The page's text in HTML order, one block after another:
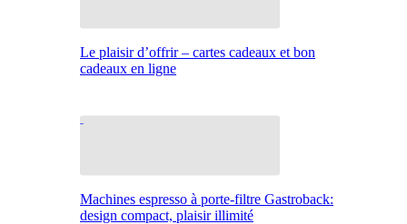
Le plaisir d’offrir – cartes cadeaux et bon
cadeaux en ligne
Machines espresso à porte-filtre Gastroback:
design compact, plaisir illimité